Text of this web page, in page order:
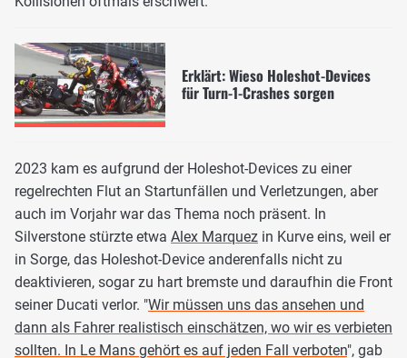
Erklärt: Wieso Holeshot-Devices
für Turn-1-Crashes sorgen
2023 kam es aufgrund der Holeshot-Devices zu einer
regelrechten Flut an Startunfällen und Verletzungen, aber
auch im Vorjahr war das Thema noch präsent. In
Silverstone stürzte etwa Alex Marquez in Kurve eins, weil er
in Sorge, das Holeshot-Device anderenfalls nicht zu
deaktivieren, sogar zu hart bremste und daraufhin die Front
seiner Ducati verlor. "Wir müssen uns das ansehen und
dann als Fahrer realistisch einschätzen, wo wir es verbieten
sollten. In Le Mans gehört es auf jeden Fall verboten", gab